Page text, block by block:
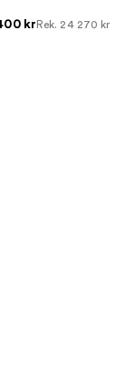
kr Rek. 24 270 kr